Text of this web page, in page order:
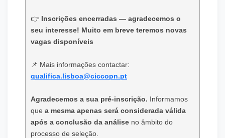
👉 Inscrições encerradas — agradecemos o
seu interesse! Muito em breve teremos novas
vagas disponíveis
📌 Mais informações contactar:
qualifica.lisboa@ciccopn.pt
Agradecemos a sua pré-inscrição. Informamos
que a mesma apenas será considerada válida
após a conclusão da análise no âmbito do
processo de seleção.